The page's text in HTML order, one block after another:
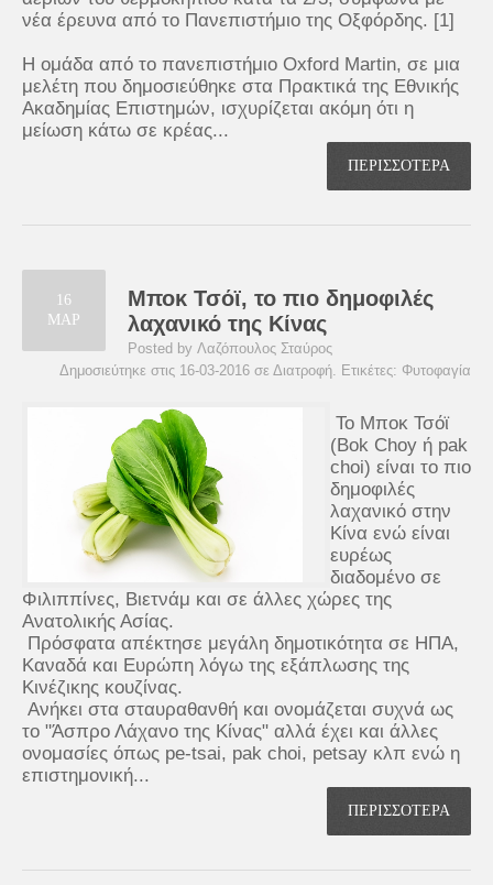
νέα έρευνα από το Πανεπιστήμιο της Οξφόρδης. [1]
Η ομάδα από το πανεπιστήμιο Oxford Martin, σε μια
μελέτη που δημοσιεύθηκε στα Πρακτικά της Εθνικής
Ακαδημίας Επιστημών, ισχυρίζεται ακόμη ότι η
μείωση κάτω σε κρέας...
ΠΕΡΙΣΣΟΤΕΡΑ
16
ΜΑΡ
Μποκ Τσόϊ, το πιο δημοφιλές
λαχανικό της Κίνας
Posted by Λαζόπουλος Σταύρος
Δημοσιεύτηκε στις 16-03-2016 σε Διατροφή . Ετικέτες: Φυτοφαγία
Το Μποκ Τσόϊ
(Bok Choy ή pak
choi) είναι το πιο
δημοφιλές
λαχανικό στην
Κίνα ενώ είναι
ευρέως
διαδομένο σε
Φιλιππίνες, Βιετνάμ και σε άλλες χώρες της
Ανατολικής Ασίας.
Πρόσφατα απέκτησε μεγάλη δημοτικότητα σε ΗΠΑ,
Καναδά και Ευρώπη λόγω της εξάπλωσης της
Κινέζικης κουζίνας.
Ανήκει στα σταυραθανθή και ονομάζεται συχνά ως
το "Άσπρο Λάχανο της Κίνας" αλλά έχει και άλλες
ονομασίες όπως pe-tsai, pak choi, petsay κλπ ενώ η
επιστημονική...
ΠΕΡΙΣΣΟΤΕΡΑ